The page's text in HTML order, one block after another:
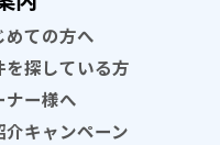
めての方へ
を探している方
ナー様へ
介キャンペーン